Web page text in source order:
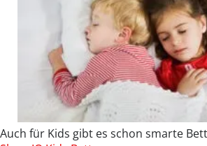
Auch für Kids gibt es schon smarte